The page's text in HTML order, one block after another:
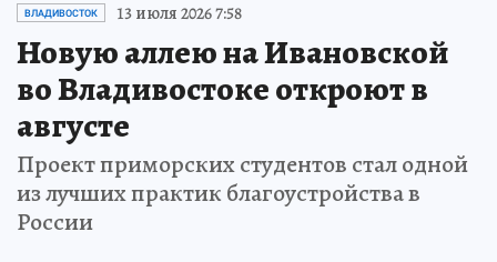
ВЛАДИВОСТОК 13 июля 2026 7:58
Новую аллею на Ивановской
во Владивостоке откроют в
августе
Проект приморских студентов стал одной
из лучших практик благоустройства в
России